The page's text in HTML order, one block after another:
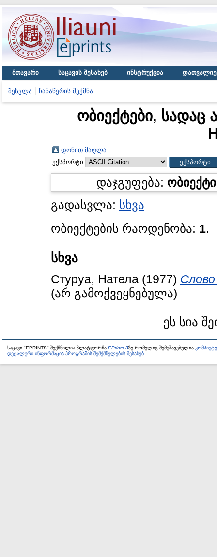
მთავარი საცავის შესახებ ინსტრუქცია
შესვლა ჩანაწერის შექმნა
ობიექტები, სადაც
დონით მაღლა
ექსპორტი
დაჯგუფება:
გადასვლა: სხვა
ობიექტების რაოდენობა: 1.
სხვა
Стуруа, Натела (1977) Слово
(არ გამოქვეყნებულა)
ეს სია
საცავი "EPRINTS" შექმნილია პლატფორმა EPrints 3ზე რომელიც შემუშავებულია
დეტალური ინფორმაცია პროგრამის შემქმნელების შესახებ